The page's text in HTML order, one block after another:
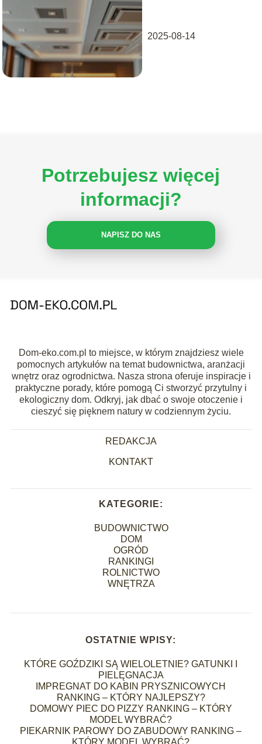
2025-08-14
Potrzebujesz więcej
informacji?
NAPISZ DO NAS
Dom-eko.com.pl to miejsce, w którym znajdziesz wiele
pomocnych artykułów na temat budownictwa, aranżacji
wnętrz oraz ogrodnictwa. Nasza strona oferuje inspiracje i
praktyczne porady, które pomogą Ci stworzyć przytulny i
ekologiczny dom. Odkryj, jak dbać o swoje otoczenie i
cieszyć się pięknem natury w codziennym życiu.
REDAKCJA
KONTAKT
KATEGORIE:
BUDOWNICTWO
DOM
OGRÓD
RANKINGI
ROLNICTWO
WNĘTRZA
OSTATNIE WPISY:
KTÓRE GOŹDZIKI SĄ WIELOLETNIE? GATUNKI I
PIELĘGNACJA
IMPREGNAT DO KABIN PRYSZNICOWYCH
RANKING – KTÓRY NAJLEPSZY?
DOMOWY PIEC DO PIZZY RANKING – KTÓRY
MODEL WYBRAĆ?
PIEKARNIK PAROWY DO ZABUDOWY RANKING –
KTÓRY MODEL WYBRAĆ?